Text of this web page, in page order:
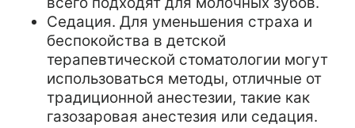
зубах обнаруживается в раннем
возрасте гораздо чаще, чем у
взрослых.
Формирование прикуса. Дети часто
сталкиваются с проблемами,
связанными с неправильным
развитием прикуса. Педиатрические
стоматологи активно занимаются его